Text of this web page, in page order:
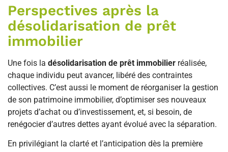
Perspectives après la
désolidarisation de prêt
immobilier
Une fois la désolidarisation de prêt immobilier réalisée,
chaque individu peut avancer, libéré des contraintes
collectives. C’est aussi le moment de réorganiser la gestion
de son patrimoine immobilier, d’optimiser ses nouveaux
projets d’achat ou d’investissement, et, si besoin, de
renégocier d’autres dettes ayant évolué avec la séparation.
En privilégiant la clarté et l’anticipation dès la première